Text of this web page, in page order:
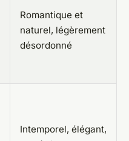
Romantique et
naturel, légèrement
désordonné
Intemporel, élégant,